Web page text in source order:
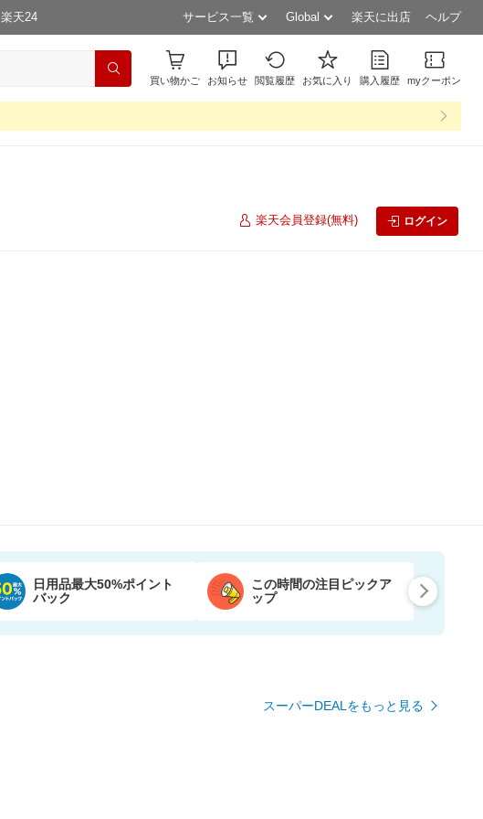
楽天24 サービス一覧 Global 楽天に出店 ヘルプ
買い物かご お知らせ 閲覧履歴 お気に入り 購入履歴 myクーポン
楽天会員登録(無料) ログイン
日用品最大50%ポイント
バック
この時間の注目ピックア
ップ
スーパーDEALをもっと見る